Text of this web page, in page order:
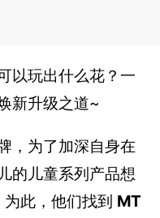
以玩出什么花？一
新升级之道~
，为了加深自身在
的儿童系列产品想
此，他们找到 MT